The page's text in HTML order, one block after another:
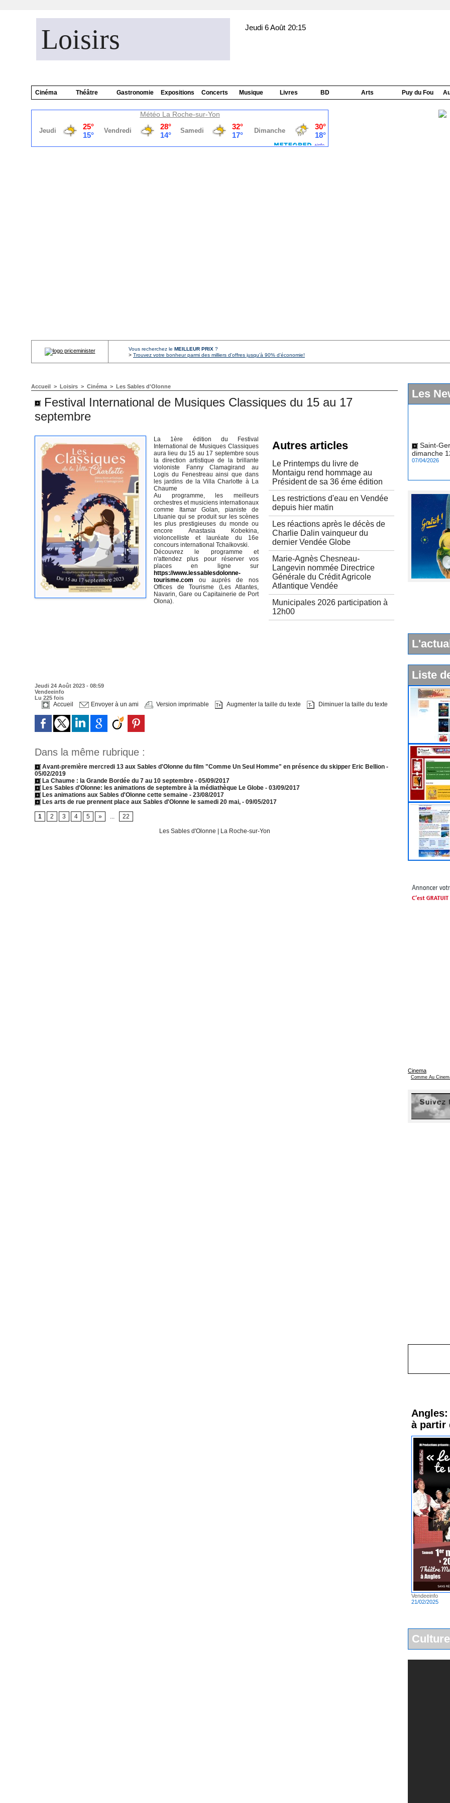
Loisirs Jeudi 6 Août 20:15
Cinéma Théâtre Gastronomie Expositions Concerts Musique Livres BD Arts Puy du Fou
Météo La Roche-sur-Yon
Vous recherchez le MEILLEUR PRIX ?
> Trouvez votre bonheur parmi des milliers d'offres jusqu'à 90% d'économie!
Accueil > Loisirs > Cinéma > Les Sables d'Olonne
Festival International de Musiques Classiques du 15 au 17
septembre
Autres articles
Le Printemps du livre de
Montaigu rend hommage au
Président de sa 36 éme édition
Les restrictions d'eau en Vendée
depuis hier matin
Les réactions après le décès de
Charlie Dalin vainqueur du
dernier Vendée Globe
Marie-Agnès Chesneau-
Langevin nommée Directrice
Générale du Crédit Agricole
Atlantique Vendée
Municipales 2026 participation à
12h00
La 1ère édition du Festival
International de Musiques Classiques
aura lieu du 15 au 17 septembre sous
la direction artistique de la brillante
violoniste Fanny Clamagirand au
Logis du Fenestreau ainsi que dans
les jardins de la Villa Charlotte à La
Chaume
Au programme, les meilleurs
orchestres et musiciens internationaux
comme Itamar Golan, pianiste de
Lituanie qui se produit sur les scènes
les plus prestigieuses du monde ou
encore Anastasia Kobekina,
violoncelliste et lauréate du 16e
concours international Tchaïkovski.
Découvrez le programme et
n'attendez plus pour réserver vos
places en ligne sur
https://www.lessablesdolonne-
tourisme.com ou auprès de nos
Offices de Tourisme (Les Atlantes,
Navarin, Gare ou Capitainerie de Port
Olona).
Jeudi 24 Août 2023 - 08:59
Vendeeinfo
Lu 225 fois
Accueil Envoyer à un ami Version imprimable Augmenter la taille du texte Diminuer la taille du texte
Dans la même rubrique :
Avant-première mercredi 13 aux Sables d'Olonne du film "Comme Un Seul Homme" en présence du skipper Eric Bellion -
05/02/2019
La Chaume : la Grande Bordée du 7 au 10 septembre - 05/09/2017
Les Sables d'Olonne: les animations de septembre à la médiathèque Le Globe - 03/09/2017
Les animations aux Sables d'Olonne cette semaine - 23/08/2017
Les arts de rue prennent place aux Sables d'Olonne le samedi 20 mai, - 09/05/2017
1 2 3 4 5 » ... 22
Les Sables d'Olonne La Roche-sur-Yon
Les
dimanche
07/04/2026
Liste
Cinema
Comme Au
à partir
Vendeeinfo
21/02/2025